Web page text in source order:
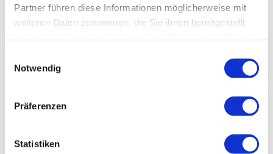
Partner führen diese Informationen möglicherweise mit
weiteren Daten zusammen, die Sie ihnen bereitgestellt
Notwendig
Präferenzen
Statistiken